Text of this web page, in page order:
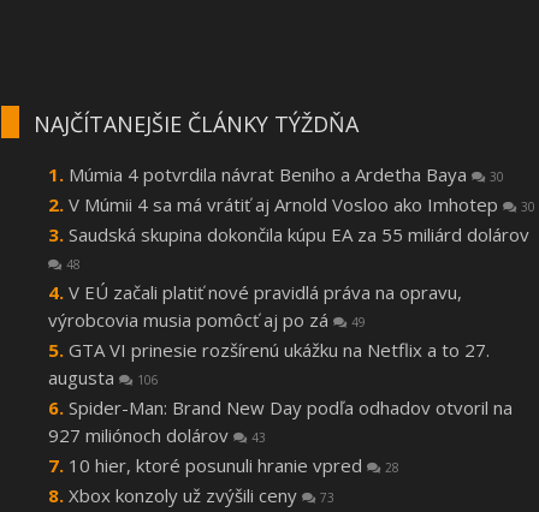
NAJČÍTANEJŠIE ČLÁNKY TÝŽDŇA
Múmia 4 potvrdila návrat Beniho a Ardetha Baya 30
V Múmii 4 sa má vrátiť aj Arnold Vosloo ako Imhotep 30
Saudská skupina dokončila kúpu EA za 55 miliárd dolárov
48
V EÚ začali platiť nové pravidlá práva na opravu,
výrobcovia musia pomôcť aj po zá
49
GTA VI prinesie rozšírenú ukážku na Netflix a to 27.
augusta
106
Spider-Man: Brand New Day podľa odhadov otvoril na
927 miliónoch dolárov
43
10 hier, ktoré posunuli hranie vpred 28
Xbox konzoly už zvýšili ceny 73